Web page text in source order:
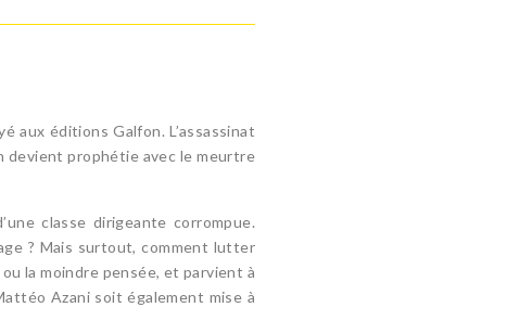
aux éditions Galfon. L’assassinat
devient prophétie avec le meurtre
classe dirigeante corrompue.
? Mais surtout, comment lutter
la moindre pensée, et parvient à
Azani soit également mise à